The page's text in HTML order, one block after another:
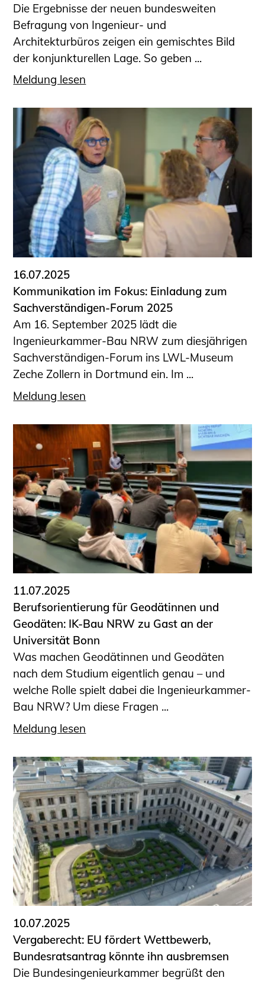
Die Ergebnisse der neuen bundesweiten
Befragung von Ingenieur- und
Architekturbüros zeigen ein gemischtes Bild
der konjunkturellen Lage. So geben ...
Meldung lesen
16.07.2025
Kommunikation im Fokus: Einladung zum
Sachverständigen-Forum 2025
Am 16. September 2025 lädt die
Ingenieurkammer-Bau NRW zum diesjährigen
Sachverständigen-Forum ins LWL-Museum
Zeche Zollern in Dortmund ein. Im ...
Meldung lesen
11.07.2025
Berufsorientierung für Geodätinnen und
Geodäten: IK-Bau NRW zu Gast an der
Universität Bonn
Was machen Geodätinnen und Geodäten
nach dem Studium eigentlich genau – und
welche Rolle spielt dabei die Ingenieurkammer-
Bau NRW? Um diese Fragen ...
Meldung lesen
10.07.2025
Vergaberecht: EU fördert Wettbewerb,
Bundesratsantrag könnte ihn ausbremsen
Die Bundesingenieurkammer begrüßt den